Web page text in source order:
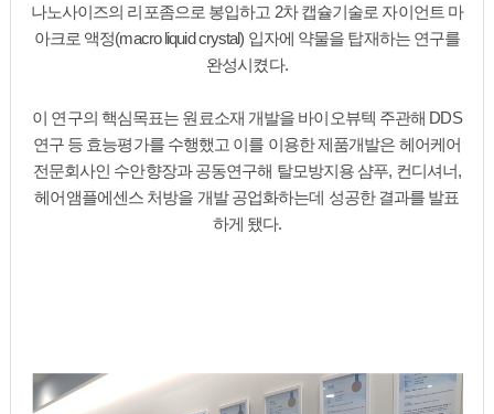
나노사이즈의 리포좀으로 봉입하고 2차 캡슐기술로 자이언트 마
아크로 액정(macro liquid crystal) 입자에 약물을 탑재하는 연구를
완성시켰다.
이 연구의 핵심목표는 원료소재 개발을 바이오뷰텍 주관해 DDS
연구 등 효능평가를 수행했고 이를 이용한 제품개발은 헤어케어
전문회사인 수안향장과 공동연구해 탈모방지용 샴푸, 컨디셔너,
헤어앰플에센스 처방을 개발 공업화하는데 성공한 결과를 발표
하게 됐다.